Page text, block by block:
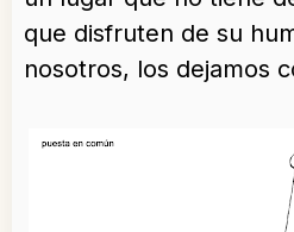
que disfruten de su
nosotros, los dejamos